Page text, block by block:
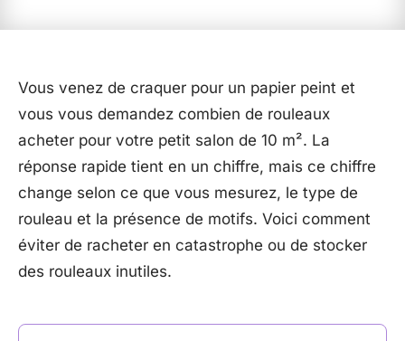
Vous venez de craquer pour un papier peint et
vous vous demandez combien de rouleaux
acheter pour votre petit salon de 10 m². La
réponse rapide tient en un chiffre, mais ce chiffre
change selon ce que vous mesurez, le type de
rouleau et la présence de motifs. Voici comment
éviter de racheter en catastrophe ou de stocker
des rouleaux inutiles.